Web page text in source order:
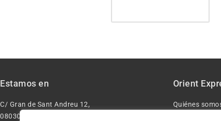
Estamos en
C/ Gran de Sant Andreu 12,
08030 – Barcelona España
Orient
Quiénes